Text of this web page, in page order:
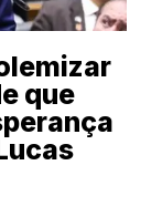
que